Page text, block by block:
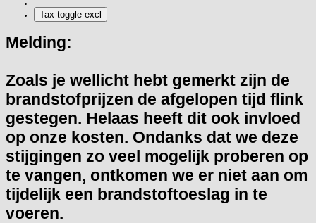
Melding:
Zoals je wellicht hebt gemerkt zijn de
brandstofprijzen de afgelopen tijd flink
gestegen. Helaas heeft dit ook invloed
op onze kosten. Ondanks dat we deze
stijgingen zo veel mogelijk proberen op
te vangen, ontkomen we er niet aan om
tijdelijk een brandstoftoeslag in te
voeren.